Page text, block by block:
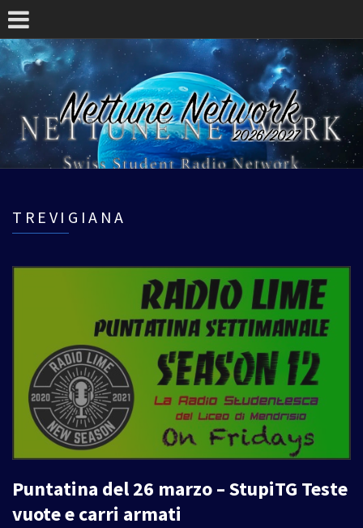
TREVIGIANA
Puntatina del 26 marzo – StupiTG Teste
vuote e carri armati